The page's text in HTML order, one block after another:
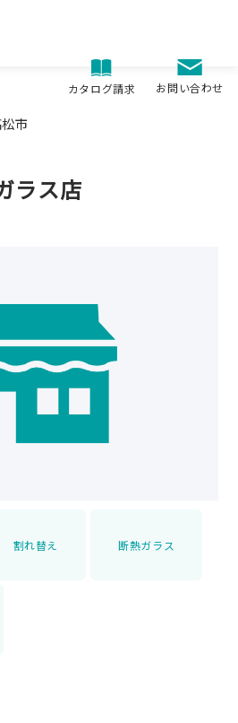
カタログ請求 お問い合わせ
市
ラス店
割れ替え 断熱ガラス